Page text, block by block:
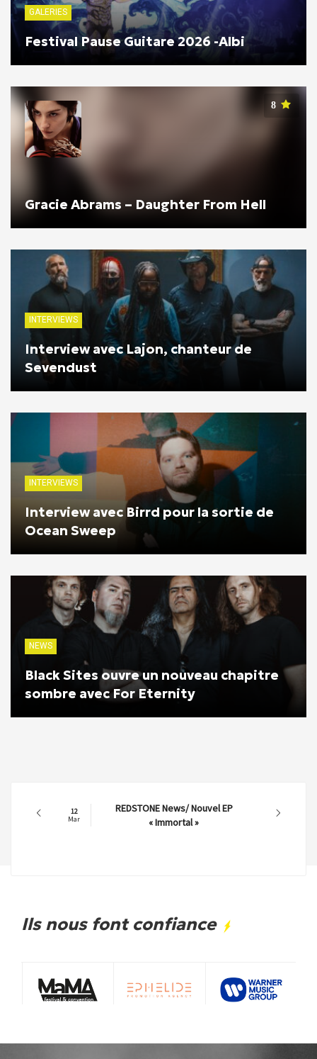
GALERIES
Festival Pause Guitare 2026 -Albi
8
Gracie Abrams – Daughter From Hell
INTERVIEWS
Interview avec Lajon, chanteur de
Sevendust
INTERVIEWS
Interview avec Birrd pour la sortie de
Ocean Sweep
NEWS
Black Sites ouvre un nouveau chapitre
sombre avec For Eternity
12
Mar
REDSTONE News/ Nouvel EP
« Immortal »
Ils nous font confiance